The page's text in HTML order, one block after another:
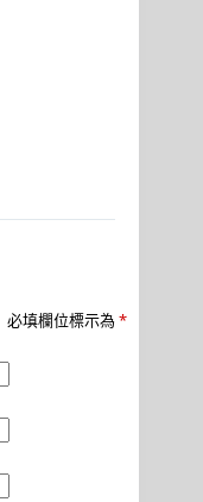
必填欄位標示為 *